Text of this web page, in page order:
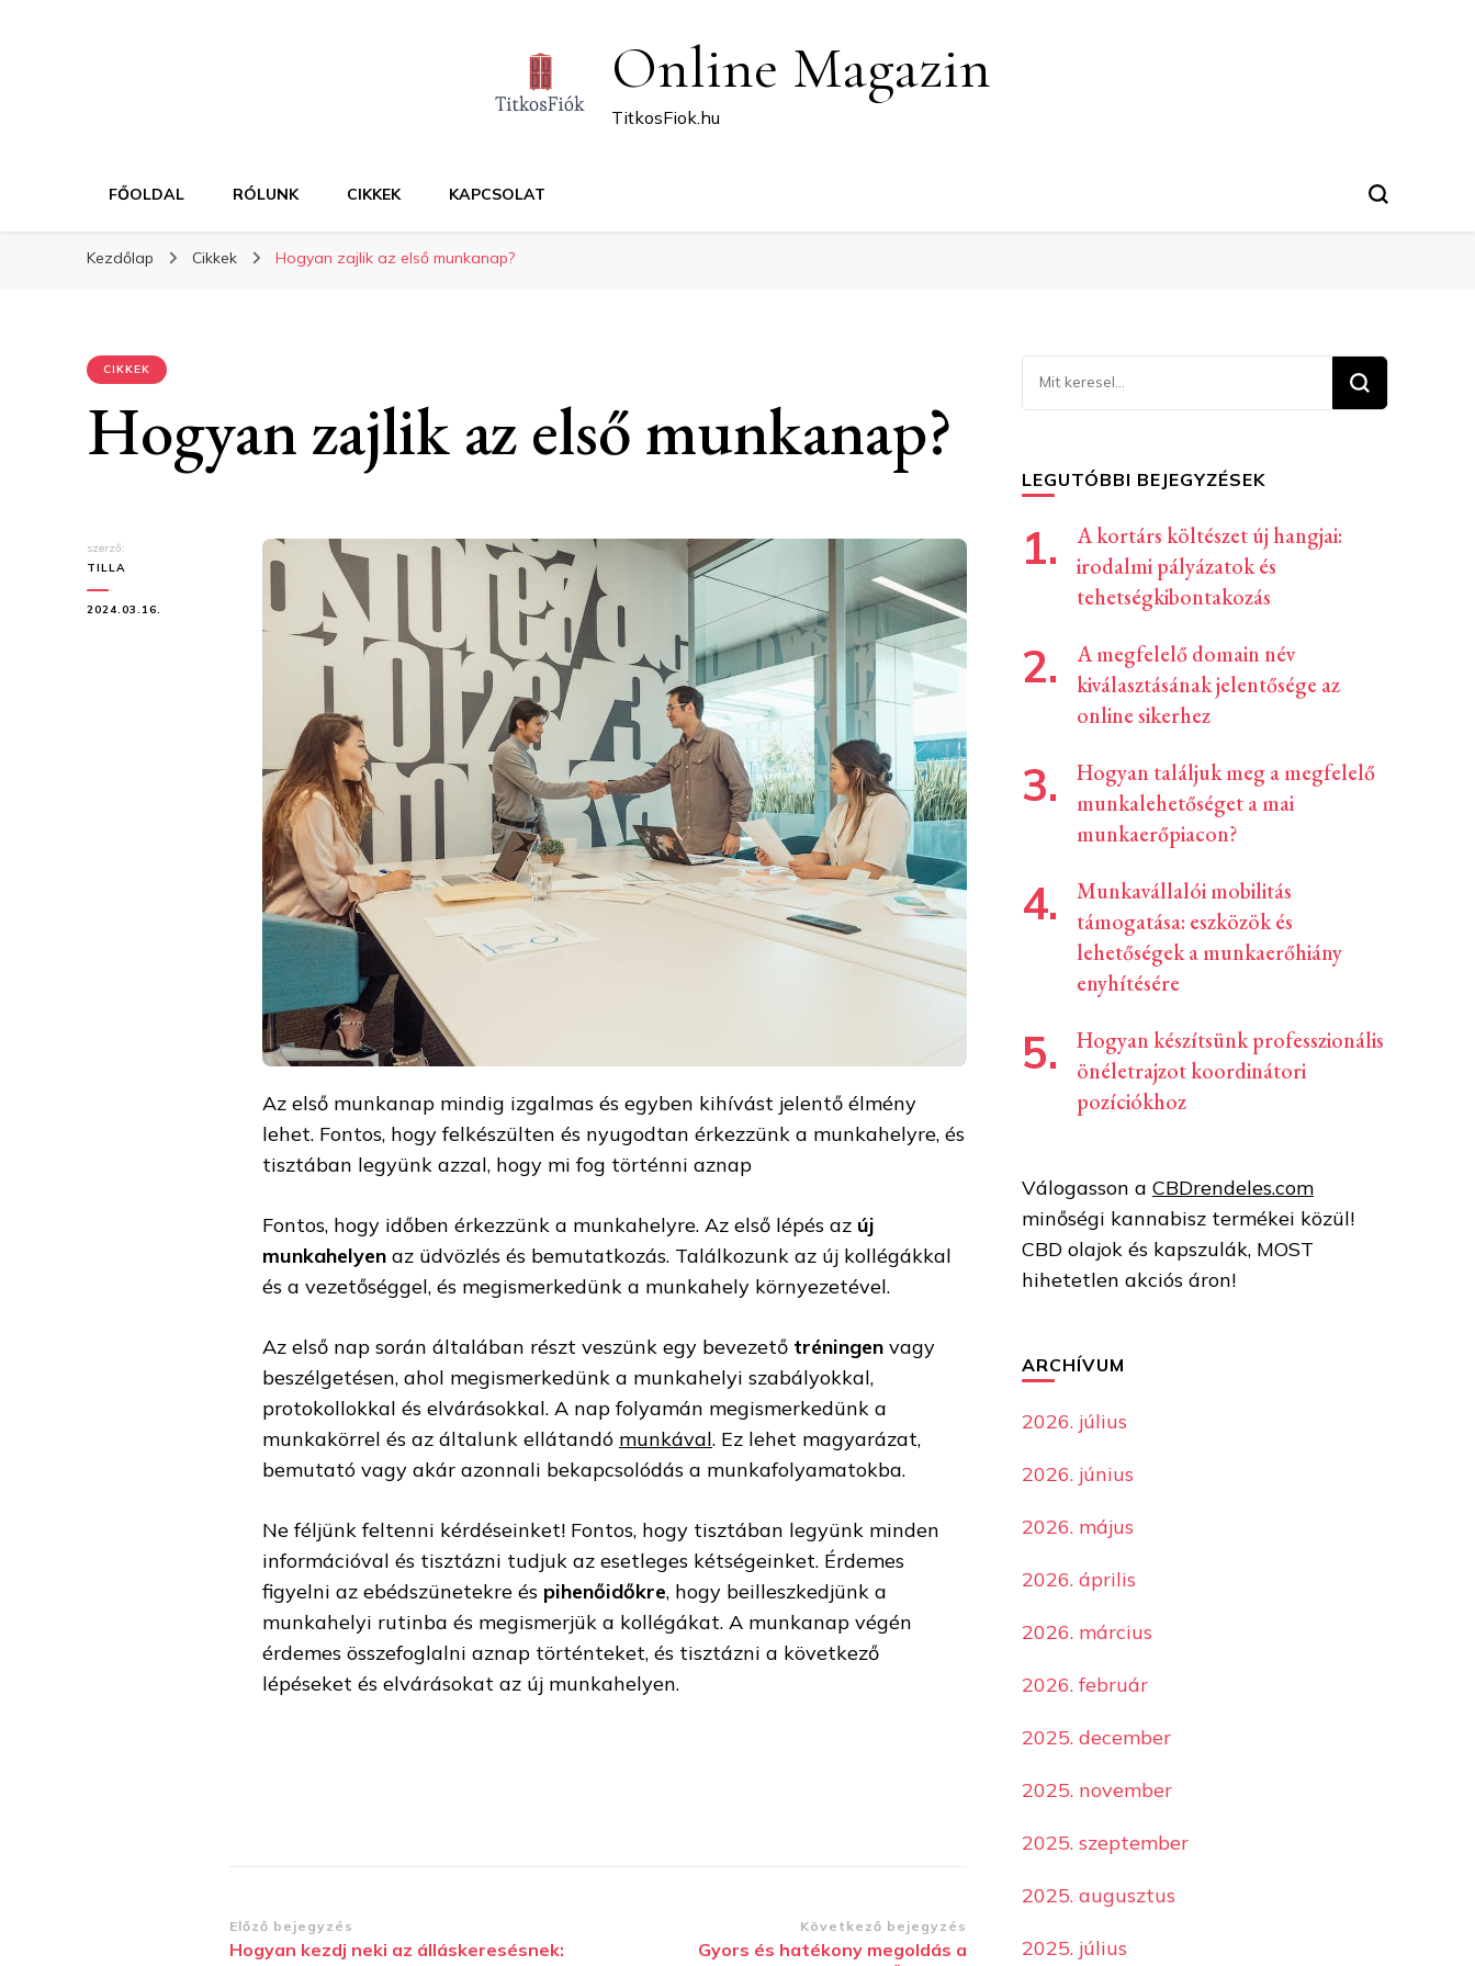
Online Magazin
TitkosFiok.hu
FŐOLDAL RÓLUNK CIKKEK KAPCSOLAT
Kezdőlap Cikkek Hogyan zajlik az első munkanap?
CIKKEK
Hogyan zajlik az első munkanap?
szerző:
TILLA
2024.03.16.
Az első munkanap mindig izgalmas és egyben kihívást jelentő élmény
lehet. Fontos, hogy felkészülten és nyugodtan érkezzünk a munkahelyre, és
tisztában legyünk azzal, hogy mi fog történni aznap
Fontos, hogy időben érkezzünk a munkahelyre. Az első lépés az új
munkahelyen az üdvözlés és bemutatkozás. Találkozunk az új kollégákkal
és a vezetőséggel, és megismerkedünk a munkahely környezetével.
Az első nap során általában részt veszünk egy bevezető tréningen vagy
beszélgetésen, ahol megismerkedünk a munkahelyi szabályokkal,
protokollokkal és elvárásokkal. A nap folyamán megismerkedünk a
munkakörrel és az általunk ellátandó munkával. Ez lehet magyarázat,
bemutató vagy akár azonnali bekapcsolódás a munkafolyamatokba.
Ne féljünk feltenni kérdéseinket! Fontos, hogy tisztában legyünk minden
információval és tisztázni tudjuk az esetleges kétségeinket. Érdemes
figyelni az ebédszünetekre és pihenőidőkre, hogy beilleszkedjünk a
munkahelyi rutinba és megismerjük a kollégákat. A munkanap végén
érdemes összefoglalni aznap történteket, és tisztázni a következő
lépéseket és elvárásokat az új munkahelyen.
Bejegyzések
Előző bejegyzés
Hogyan kezdj neki az álláskeresésnek:
Következő bejegyzés
Gyors és hatékony megoldás a
Keresel
valamit?
LEGUTÓBBI BEJEGYZÉSEK
A kortárs költészet új hangjai:
irodalmi pályázatok és
tehetségkibontakozás
A megfelelő domain név
kiválasztásának jelentősége az
online sikerhez
Hogyan találjuk meg a megfelelő
munkalehetőséget a mai
munkaerőpiacon?
Munkavállalói mobilitás
támogatása: eszközök és
lehetőségek a munkaerőhiány
enyhítésére
Hogyan készítsünk professzionális
önéletrajzot koordinátori
pozíciókhoz
Válogasson a CBDrendeles.com
minőségi kannabisz termékei közül!
CBD olajok és kapszulák, MOST
hihetetlen akciós áron!
ARCHÍVUM
2026. július
2026. június
2026. május
2026. április
2026. március
2026. február
2025. december
2025. november
2025. szeptember
2025. augusztus
2025. július